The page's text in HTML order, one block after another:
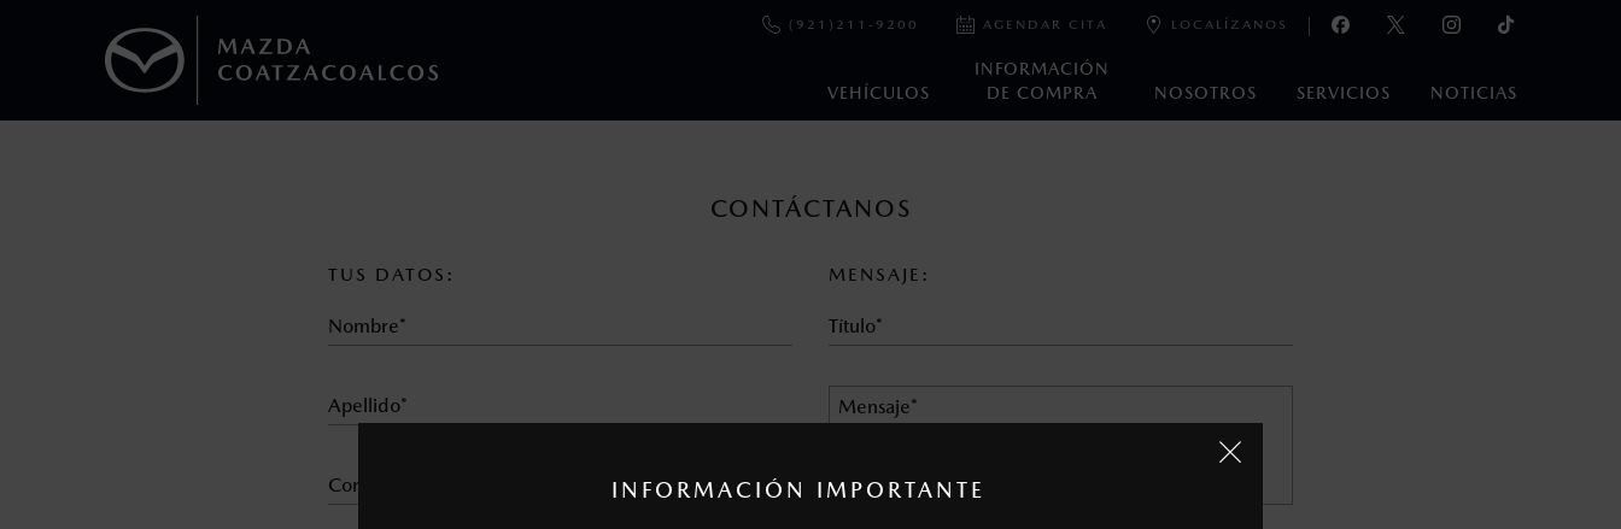
INFORMACIÓN IMPORTANTE
VEHÍCULOS
INFORMACIÓN
DE COMPRA
NOSOTROS SERVICIOS NOTICIAS
(921)211-9200 AGENDAR CITA LOCALÍZANOS
CONTÁCTANOS
TUS DATOS: MENSAJE:
I.S.A.N., y pueden cambiar sin previo aviso, no incluyen: tenencias, placas, accesorios, seguro y gastos administrativos. Mazda de México, se reserva el derecho de
Todas las imágenes del sitio son meramente ilustrativas.